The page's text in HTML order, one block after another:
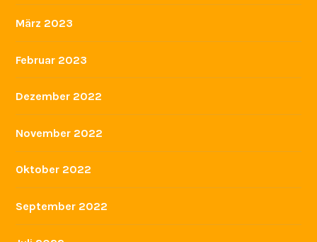
März 2023
Februar 2023
Dezember 2022
November 2022
Oktober 2022
September 2022